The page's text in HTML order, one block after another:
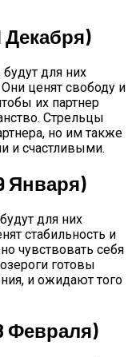
Декабря)
для них
ценят свободу и
их партнер
Стрельцы
но им также
и счастливыми.
Января)
для них
стабильность и
чувствовать себя
готовы
и ожидают того
Февраля)